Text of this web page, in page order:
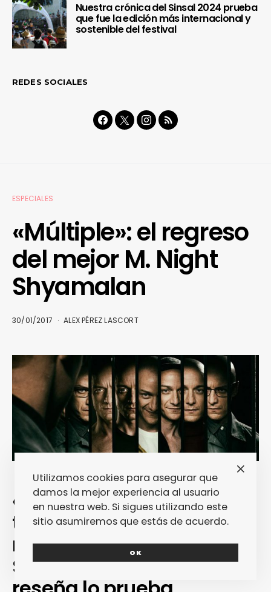
Nuestra crónica del Sinsal 2024 prueba
que fue la edición más internacional y
sostenible del festival
REDES SOCIALES
ESPECIALES
«Múltiple»: el regreso
del mejor M. Night
Shyamalan
30/01/2017 ALEX PÉREZ LASCORT
«Múltiple» confirma que
tenemos de vuelta al
mejor M. Night
Shyamalan… Y esta
Utilizamos cookies para asegurar que
damos la mejor experiencia al usuario
en nuestra web. Si sigues utilizando este
sitio asumiremos que estás de acuerdo.
OK